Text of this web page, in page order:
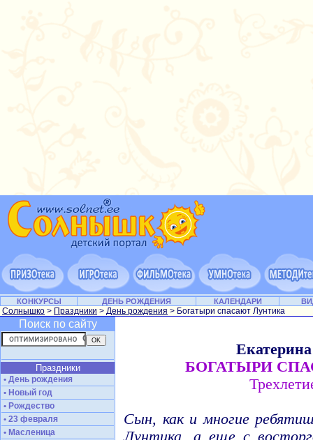
КОНКУРСЫ ДЕНЬ РОЖДЕНИЯ КАЛЕНДАРИ
Солнышко > Праздники > День рождения > Богатыри спасают Лунтика
Поиск по сайту
Праздники
• День рождения
• Новый год
• Рождество
• 23 февраля
• Масленица
БОГАТЫРИ
Сын, как и многие
Лунтика, а еще с